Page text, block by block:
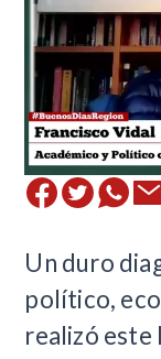
Un duro
político,
realizó este